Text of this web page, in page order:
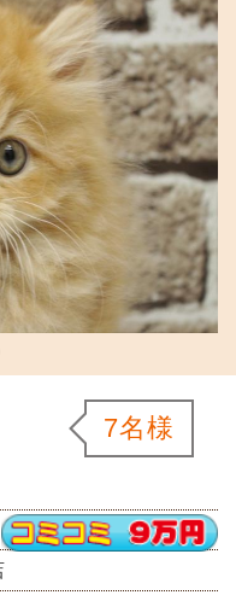
7名様